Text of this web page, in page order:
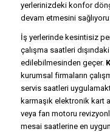
yerlerinizdeki konfor
devam etmesini
İş yerlerinde kesintisiz
çalışma saatleri
edilebilmesinden geçer.
kurumsal firmaların
servis saatleri
karmaşık elektronik kart
veya fan motoru
mesai saatlerine en